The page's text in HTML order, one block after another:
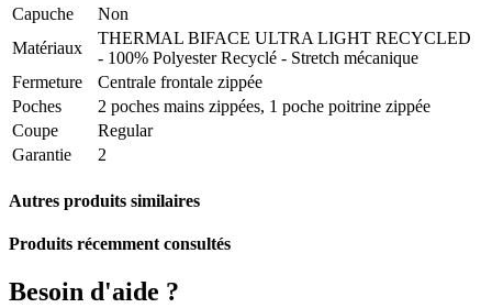
Capuche
Non
Matériaux
THERMAL BIFACE ULTRA LIGHT RECYCLED
- 100% Polyester Recyclé - Stretch mécanique
Fermeture
Centrale frontale zippée
Poches
2 poches mains zippées, 1 poche poitrine zippée
Coupe
Regular
Garantie
2
Autres produits similaires
Produits récemment consultés
Besoin d'aide ?